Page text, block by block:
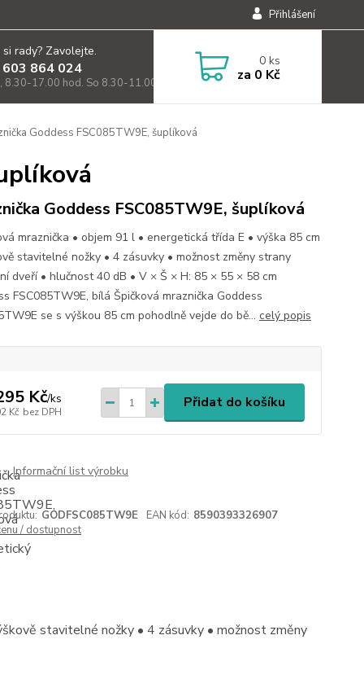
Přihlášení
rady? Zavolejte.
864 024
8.30-17.00 hod. So 8.30-11.00)
0ks
za 0 Kč
Goddess FSC085TW9E, šuplíková
Goddess FSC085TW9E, šuplíková
mraznička • objem 91 l • energetická třída E • výška 85 cm
stavitelné nožky • 4 zásuvky • možnost změny strany
dveří • hlučnost 40 dB • V × Š × H: 85 × 55 × 58 cm
FSC085TW9E, bílá Špičková mraznička Goddess
se s výškou 85 cm pohodlně vejde do bě... celý popis
Kč/ks
Kč bez DPH
Přidat do košíku
Informační list výrobku
GODFSC085TW9E EAN kód: 8590393326907
/ dostupnost
stavitelné nožky • 4 zásuvky • možnost změny